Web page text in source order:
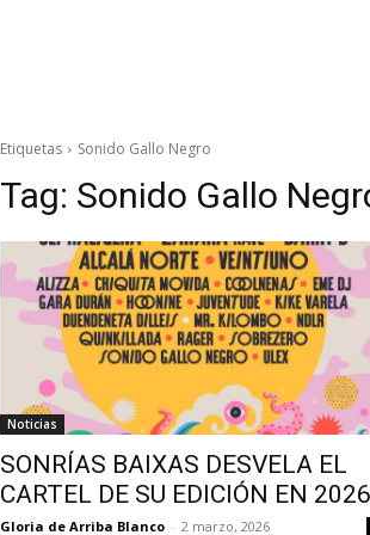
Etiquetas Sonido Gallo Negro
Tag: Sonido Gallo
Noticias
SONRÍAS BAIXAS DESVELA EL
CARTEL DE SU EDICIÓN EN 2026
Gloria de Arriba Blanco - 2 marzo, 2026